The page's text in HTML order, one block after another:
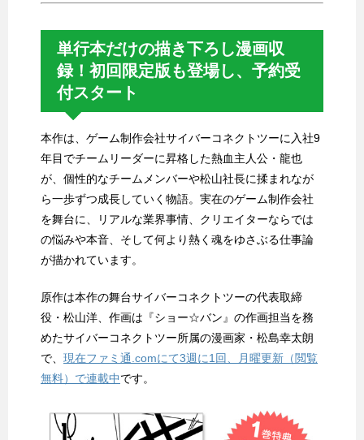
単行本だけの描き下ろし漫画収
録！初回限定版も登場し、予約受
付スタート
本作は、ゲーム制作会社サイバーコネクトツーに入社9
年目でチームリーダーに昇格した熱血主人公・龍也
が、個性的なチームメンバーや松山社長に揉まれなが
ら一歩ずつ成長していく物語。実在のゲーム制作会社
を舞台に、リアルな業界事情、クリエイターならでは
の悩みや本音、そして何より熱く魂をゆさぶる仕事論
が描かれています。
原作は本作の舞台サイバーコネクトツーの代表取締
役・松山洋、作画は『ショー☆バン』の作画担当を務
めたサイバーコネクトツー所属の漫画家・松島幸太朗
で、 現在ファミ通.comにて3週に1回、月曜更新（閲覧
無料）で連載中です。